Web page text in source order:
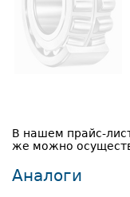
В нашем прайс-
же можно
Аналоги